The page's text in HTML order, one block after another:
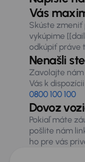
Vás
Skúste
vykúpime
odkúpiť práve
Nenašli
Zavolajte
Vás k
0800 100 100
Dovoz
Pokiaľ máte
pošlite nám
ho pre vás